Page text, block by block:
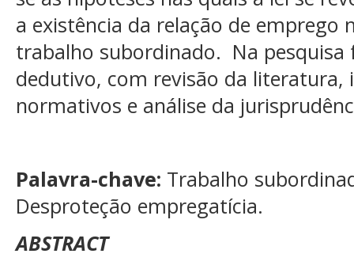
a existência da relação de
trabalho subordinado. Na
dedutivo, com revisão da
normativos e análise da
Palavra-chave: Trabalho
Desproteção empregatícia.
ABSTRACT